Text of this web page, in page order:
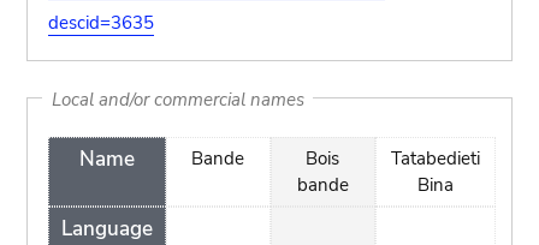
descid=3635
Local and/or commercial names
Name
Language
Bande
Bois
bande
Tatabedieti
Bina